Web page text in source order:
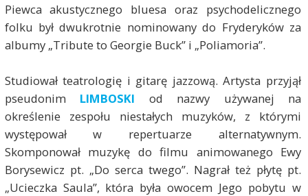
Piewca akustycznego bluesa oraz psychodelicznego
folku był dwukrotnie nominowany do Fryderyków za
albumy „Tribute to Georgie Buck” i „Poliamoria”.
Studiował teatrologię i gitarę jazzową. Artysta przyjął
pseudonim LIMBOSKI od nazwy używanej na
określenie zespołu niestałych muzyków, z którymi
występował w repertuarze alternatywnym.
Skomponował muzykę do filmu animowanego Ewy
Borysewicz pt. „Do serca twego”. Nagrał też płytę pt.
„Ucieczka Saula”, która była owocem Jego pobytu w